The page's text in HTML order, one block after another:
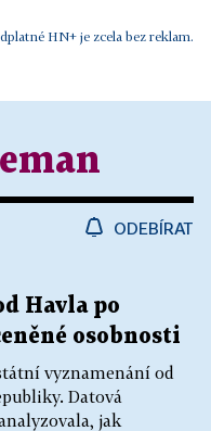
HN+ je zcela bez reklam.
ODEBÍRAT
Havla po
osobnosti
vyznamenání od
Datová
jak